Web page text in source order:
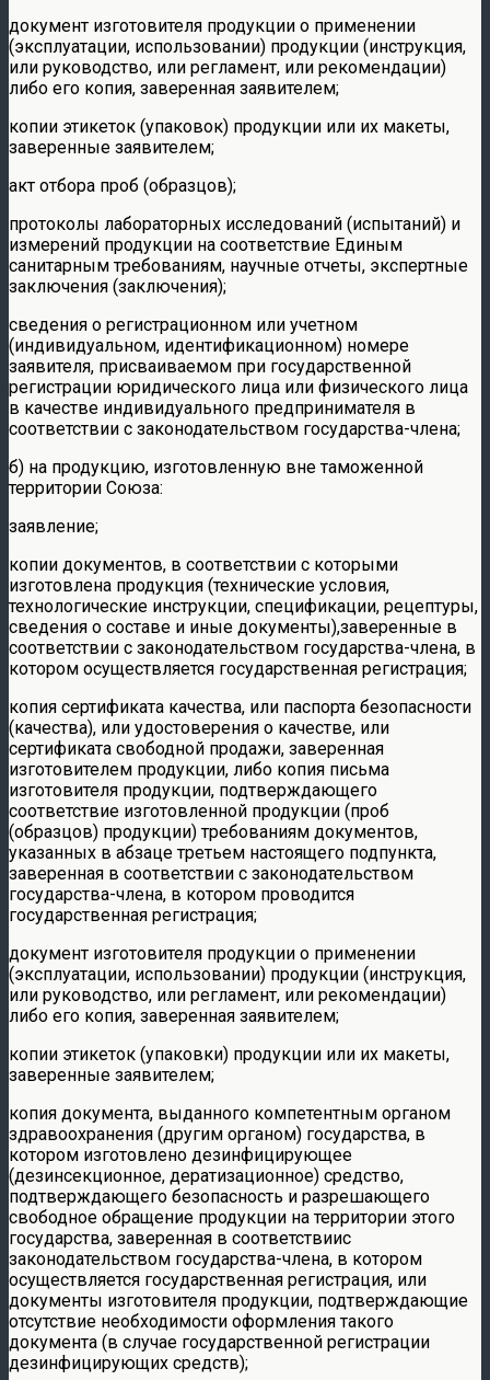
документ изготовителя продукции о применении
(эксплуатации, использовании) продукции (инструкция,
или руководство, или регламент, или рекомендации)
либо его копия, заверенная заявителем;
копии этикеток (упаковок) продукции или их макеты,
заверенные заявителем;
акт отбора проб (образцов);
протоколы лабораторных исследований (испытаний) и
измерений продукции на соответствие Единым
санитарным требованиям, научные отчеты, экспертные
заключения (заключения);
сведения о регистрационном или учетном
(индивидуальном, идентификационном) номере
заявителя, присваиваемом при государственной
регистрации юридического лица или физического лица
в качестве индивидуального предпринимателя в
соответствии с законодательством государства-члена;
б) на продукцию, изготовленную вне таможенной
территории Союза:
заявление;
копии документов, в соответствии с которыми
изготовлена продукция (технические условия,
технологические инструкции, спецификации, рецептуры,
сведения о составе и иные документы),заверенные в
соответствии с законодательством государства-члена, в
котором осуществляется государственная регистрация;
копия сертификата качества, или паспорта безопасности
(качества), или удостоверения о качестве, или
сертификата свободной продажи, заверенная
изготовителем продукции, либо копия письма
изготовителя продукции, подтверждающего
соответствие изготовленной продукции (проб
(образцов) продукции) требованиям документов,
указанных в абзаце третьем настоящего подпункта,
заверенная в соответствии с законодательством
государства-члена, в котором проводится
государственная регистрация;
документ изготовителя продукции о применении
(эксплуатации, использовании) продукции (инструкция,
или руководство, или регламент, или рекомендации)
либо его копия, заверенная заявителем;
копии этикеток (упаковки) продукции или их макеты,
заверенные заявителем;
копия документа, выданного компетентным органом
здравоохранения (другим органом) государства, в
котором изготовлено дезинфицирующее
(дезинсекционное, дератизационное) средство,
подтверждающего безопасность и разрешающего
свободное обращение продукции на территории этого
государства, заверенная в соответствиис
законодательством государства-члена, в котором
осуществляется государственная регистрация, или
документы изготовителя продукции, подтверждающие
отсутствие необходимости оформления такого
документа (в случае государственной регистрации
дезинфицирующих средств);